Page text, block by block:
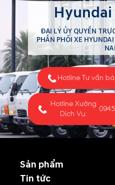
Hyundai
ĐẠI LÝ ỦY QUYỀN
PHÂN PHỐI XE
Hotline Tư vấn
Hotline Xưởng
Dịch Vụ:
Sản phẩm
Tin tức